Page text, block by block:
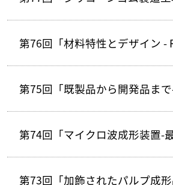
第76回「材料特性とデザイン -
第75回「既製品から開発品ま
第74回「マイクロ波成形装置-
第73回「加飾されたパルプ成形